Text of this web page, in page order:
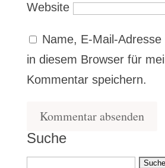
Website
Name, E-Mail-
in diesem Browser für
Kommentar speichern.
Suche
Suchen